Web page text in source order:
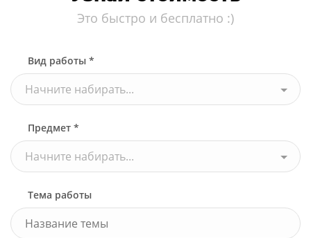
Это быстро и бесплатно :)
Вид работы *
Начните набирать...
Предмет *
Начните набирать...
Тема работы